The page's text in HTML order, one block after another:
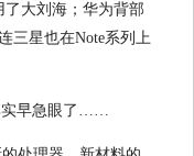
了大刘海；华为背部
三星也在Note系列上